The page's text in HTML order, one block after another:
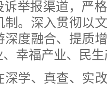
诉举报渠道，严
制。深入贯彻以
深度融合、提质
幸福产业、民
学、真查、实改